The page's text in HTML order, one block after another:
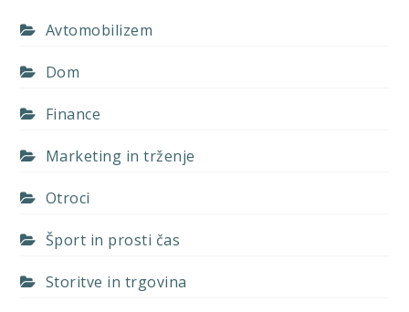
Avtomobilizem
Dom
Finance
Marketing in trženje
Otroci
Šport in prosti čas
Storitve in trgovina